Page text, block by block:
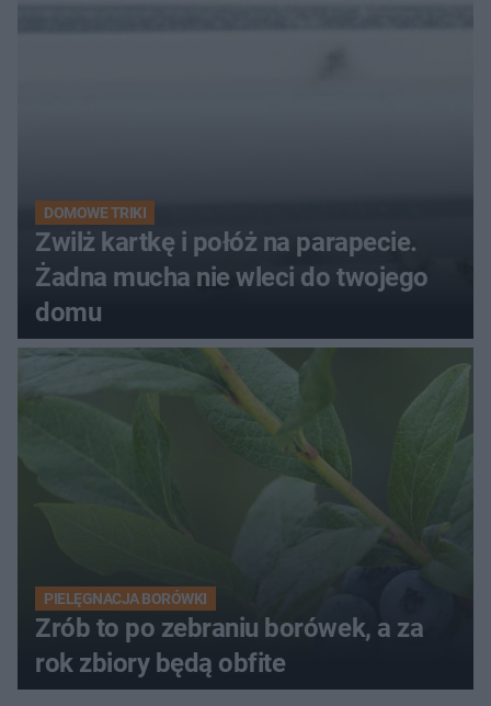
DOMOWE TRIKI
Zwilż kartkę i połóż na parapecie.
Żadna mucha nie wleci do twojego
domu
PIELĘGNACJA BORÓWKI
Zrób to po zebraniu borówek, a za
rok zbiory będą obfite